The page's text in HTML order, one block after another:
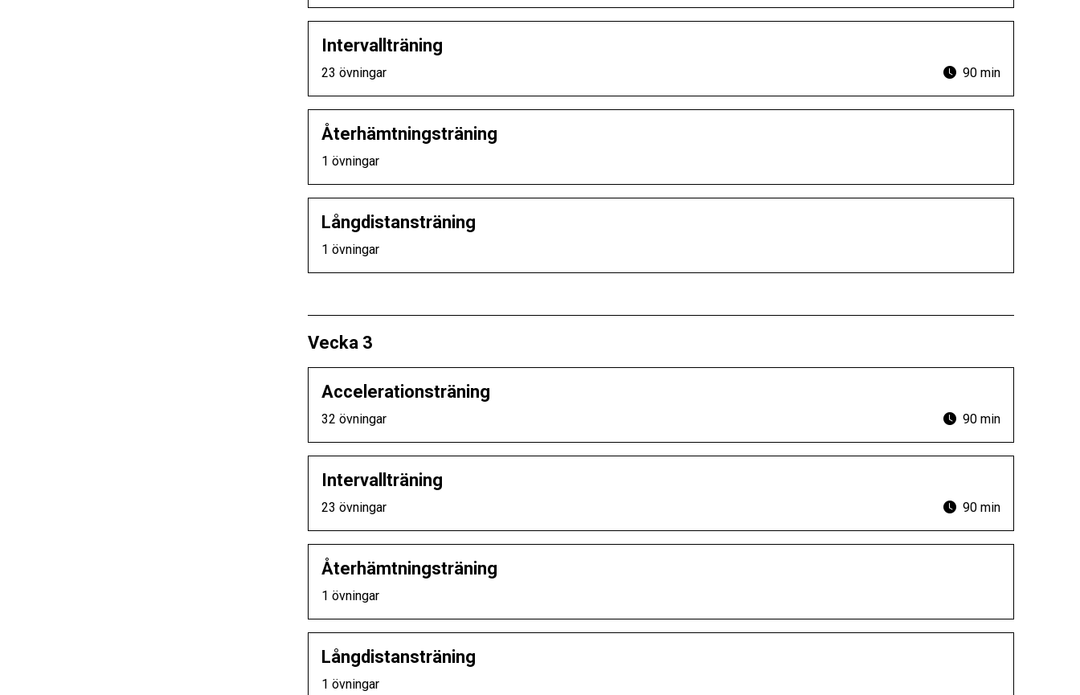
Intervallträning
23 övningar 90 min
Återhämtningsträning
1 övningar
Långdistansträning
1 övningar
Vecka 3
Accelerationsträning
32 övningar 90 min
Intervallträning
23 övningar 90 min
Återhämtningsträning
1 övningar
Långdistansträning
1 övningar